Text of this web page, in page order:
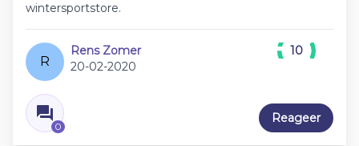
wintersportstore.
R
Rens Zomer
20-02-2020
0
10
Reageer